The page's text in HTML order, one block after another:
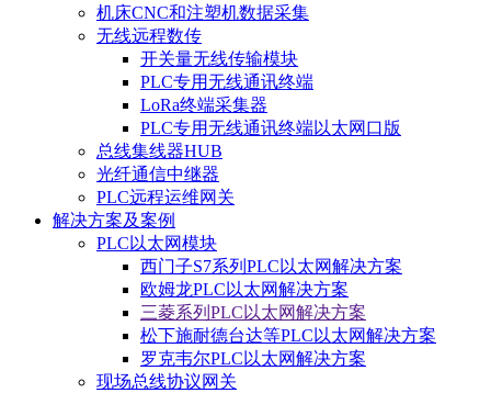
机床CNC和注塑机数据采集
无线远程数传
开关量无线传输模块
PLC专用无线通讯终端
LoRa终端采集器
PLC专用无线通讯终端以太网口版
总线集线器HUB
光纤通信中继器
PLC远程运维网关
解决方案及案例
PLC以太网模块
西门子S7系列PLC以太网解决方案
欧姆龙PLC以太网解决方案
三菱系列PLC以太网解决方案
松下施耐德台达等PLC以太网解决方案
罗克韦尔PLC以太网解决方案
现场总线协议网关